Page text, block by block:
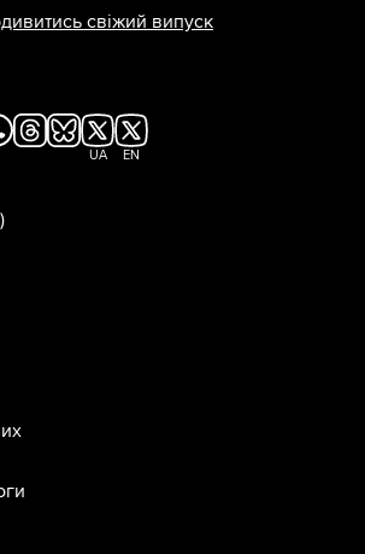
свіжий випуск
UA EN